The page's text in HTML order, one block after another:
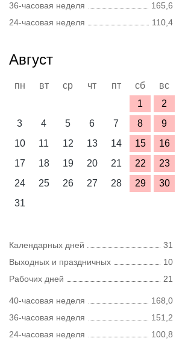
36-часовая неделя
165,6
24-часовая неделя
110,4
Август
пн вт ср чт пт сб
вс
1
2
3
4 5 6 7 8
9
10
11 12 13 14 15
16
17
18 19 20 21 22
23
24
25 26 27 28 29
30
31
Календарных дней
31
Выходных и праздничных
10
Рабочих дней
21
40-часовая неделя
168,0
36-часовая неделя
151,2
24-часовая неделя
100,8